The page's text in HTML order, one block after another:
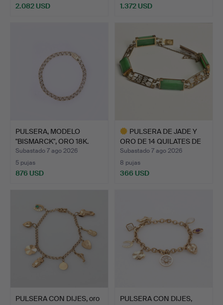
2.082 USD 1.372 USD
PULSERA, MODELO
"BISMARCK", ORO 18K.
Subastado 7 ago 2026
5 pujas
876 USD
PULSERA DE JADE Y
ORO DE 14 QUILATES DE
LE…
Subastado 7 ago 2026
8 pujas
366 USD
PULSERA CON DIJES, oro
PULSERA CON DIJES,